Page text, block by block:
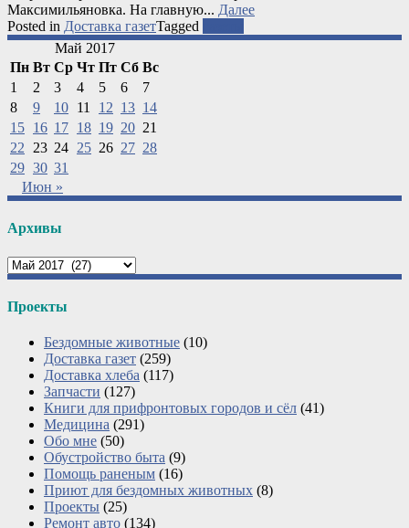
Максимильяновка. На главную... Далее
Posted in Доставка газетTagged
Май 2017
Пн Вт Ср Чт Пт Сб Вс
1
2 3 4 5 6
7
8
9 10 11 12 13 14
15 16 17 18 19 20 21
22
23 24 25 26 27 28
29 30 31
Июн »
Архивы
Архивы
Проекты
Бездомные животные (10)
Доставка газет (259)
Доставка хлеба (117)
Запчасти (127)
Книги для прифронтовых городов и сёл (41)
Медицина (291)
Обо мне (50)
Обустройство быта (9)
Помощь раненым (16)
Приют для бездомных животных (8)
Проекты (25)
Ремонт авто (134)